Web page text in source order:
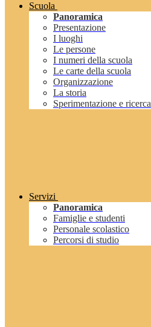
Scuola
Panoramica
Presentazione
I luoghi
Le persone
I numeri della scuola
Le carte della scuola
Organizzazione
La storia
Sperimentazione e ricerca
Servizi
Panoramica
Famiglie e studenti
Personale scolastico
Percorsi di studio